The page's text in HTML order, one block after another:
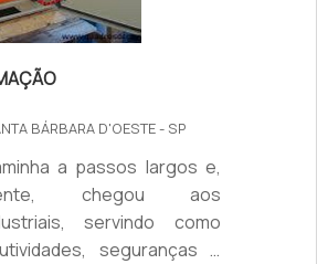
BÁRBARA D'OESTE - SP
a passos largos e,
chegou aos
servindo como
seguranças e